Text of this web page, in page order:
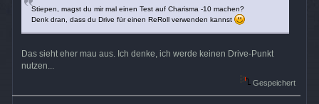
Stiepen, magst du mir mal einen Test auf Charisma -10 machen?
Denk dran, dass du Drive für einen ReRoll verwenden kannst
Das sieht eher mau aus. Ich denke, ich werde keinen Drive-Punkt
nutzen...
Gespeichert